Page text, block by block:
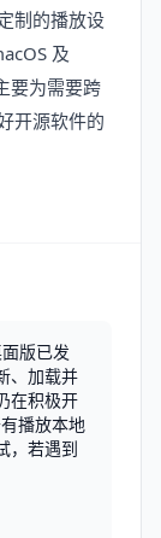
制的播放设
及
要为需要跨
开源软件的
版已发
、加载并
在积极开
播放本地
，若遇到